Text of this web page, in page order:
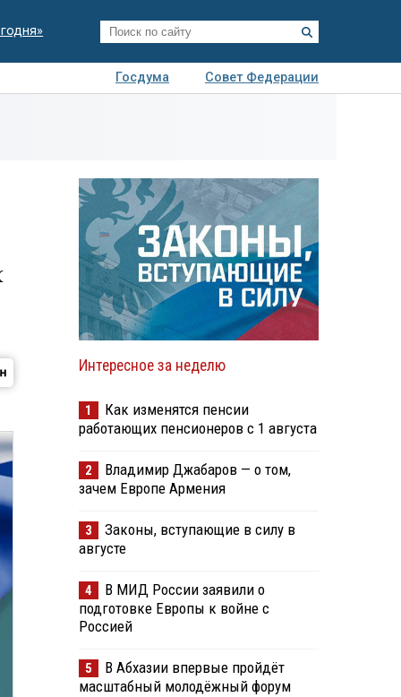
Госдума
Совет Федерации
Интересное за неделю
1
Как изменятся пенсии
работающих пенсионеров с 1 августа
2
Владимир Джабаров — о том,
зачем Европе Армения
3
Законы, вступающие в силу в
августе
4
В МИД России заявили о
подготовке Европы к войне с
Россией
5
В Абхазии впервые пройдёт
масштабный молодёжный форум